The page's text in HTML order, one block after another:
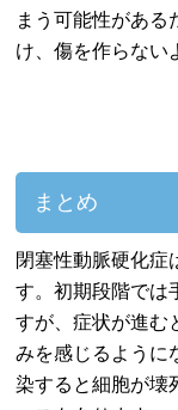
まう可能性がある
け、傷を作らない
まとめ
閉塞性動脈硬化症
す。初期段階では
すが、症状が進む
みを感じるように
染すると細胞が壊